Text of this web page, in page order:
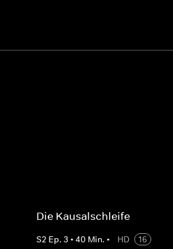
Die Kausalschleife
S2 Ep. 3 • 40 Min. • HD
16